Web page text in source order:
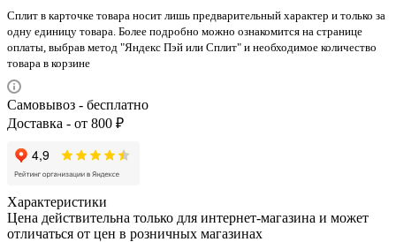
Сплит в карточке товара носит лишь предварительный характер и только за
одну единицу товара. Более подробно можно ознакомится на странице
оплаты, выбрав метод "Яндекс Пэй или Сплит" и необходимое количество
товара в корзине
Самовывоз - бесплатно
Доставка - от 800 ₽
Характеристики
Цена действительна только для интернет-магазина и может
отличаться от цен в розничных магазинах